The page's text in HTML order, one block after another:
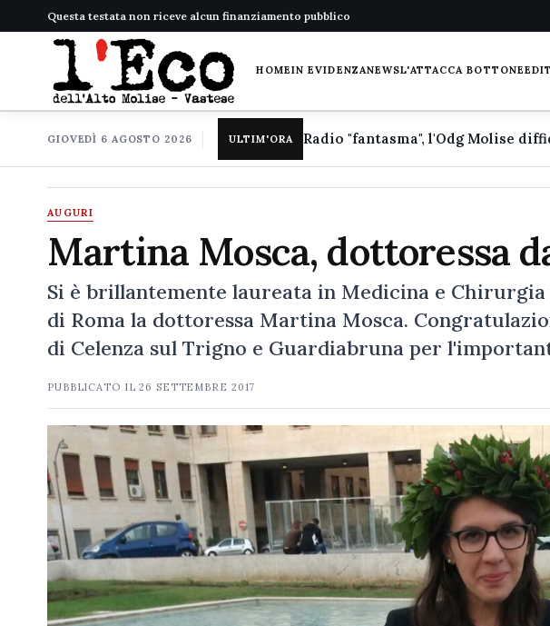
Questa testata non riceve alcun finanziamento pubblico
HOMEIN EVIDENZANEWSL'ATTACCA BOTTONE
GIOVEDÌ 6 AGOSTO 2026 ULTIM'ORA
AUGURI
Martina Mosca, dottoressa
Si è brillantemente laureata in Medicina e Chirurgia
di Roma la dottoressa Martina Mosca.
di Celenza sul Trigno e Guardiabruna per
PUBBLICATO IL26 SETTEMBRE 2017